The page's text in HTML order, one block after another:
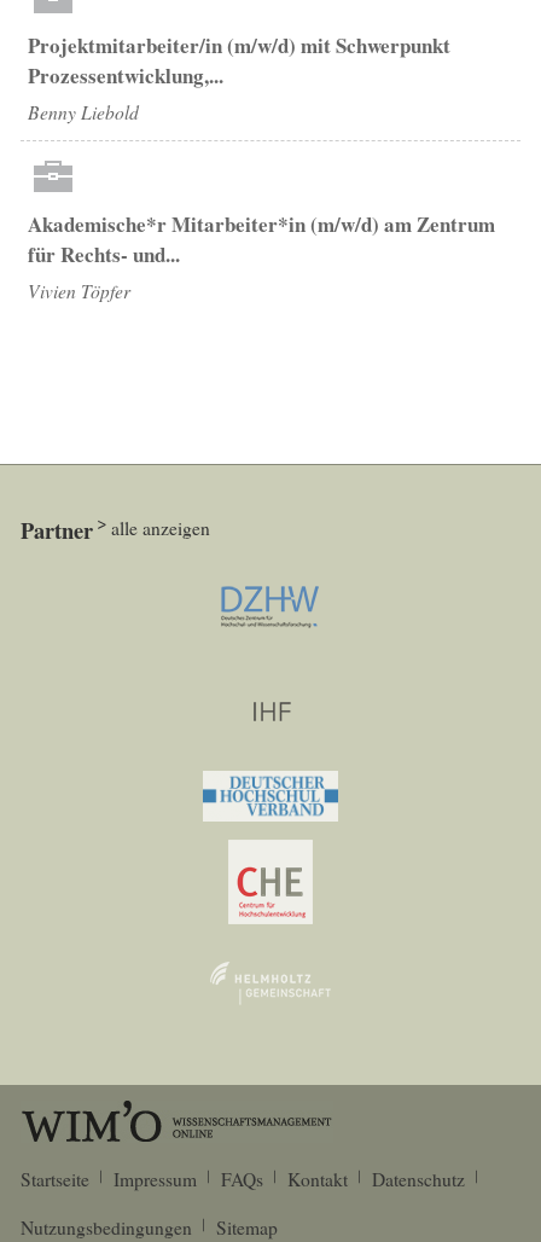
Projektmitarbeiter/in (m/w/d) mit Schwerpunkt
Prozessentwicklung,...
Benny Liebold
Akademische*r Mitarbeiter*in (m/w/d) am Zentrum
für Rechts- und...
Vivien Töpfer
Partner alle anzeigen
Startseite Impressum FAQs Kontakt
Datenschutz
Nutzungsbedingungen
Sitemap